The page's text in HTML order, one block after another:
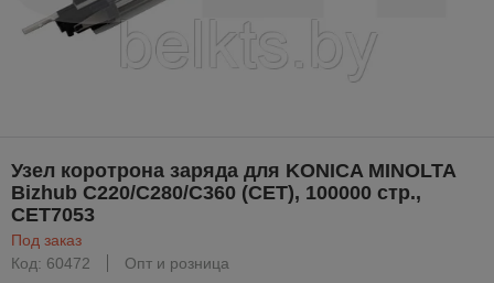
Узел коротрона заряда для KONICA MINOLTA
Bizhub C220/C280/C360 (CET), 100000 стр.,
CET7053
Под заказ
Код: 60472
Опт и розница